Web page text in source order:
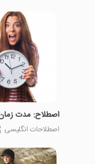
اصطلاح: مدت
اصطلاحات انگلیسی